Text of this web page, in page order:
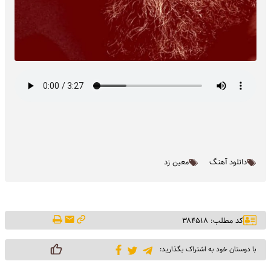
دانلود آهنگ معین زد
کد مطلب: ۳۸۴۵۱۸
با دوستان خود به اشتراک بگذارید: